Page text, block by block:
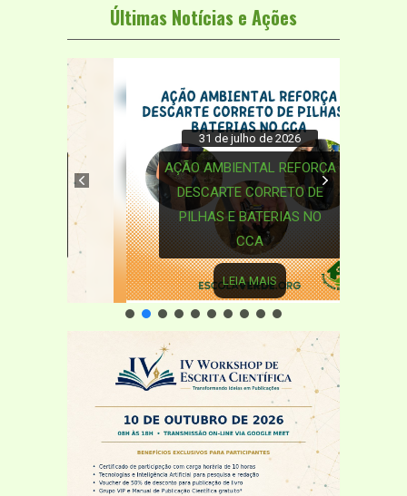
Últimas Notícias e Ações
31 de julho de 2026
AÇÃO AMBIENTAL REFORÇA
DESCARTE CORRETO DE
PILHAS E BATERIAS NO
CCA
LEIA MAIS